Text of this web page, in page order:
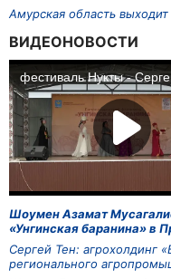
Амурская область
ВИДЕОНОВОСТИ
Шоумен Азамат
«Унгинская баранина» в
Сергей Тен: агрохолдинг
регионального